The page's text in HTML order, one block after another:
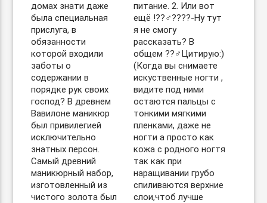
домах знати даже
была специальная
прислуга, в
обязанности
которой входили
заботы о
содержании в
порядке рук своих
господ? В древнем
Вавилоне маникюр
был привилегией
исключительно
знатных персон.
Самый древний
маникюрный набор,
изготовленный из
чистого золота был
питание. 2. Или вот
ещё !??‍♂️??‍??-Ну тут
я не смогу
рассказать? В
общем ??‍♂️Цитирую:)
(Когда вы снимаете
искуственные ногти ,
видите под ними
остаются пальцы с
тонкими мягкими
пленками, даже не
ногти а просто как
кожа с родного ногтя
так как при
наращивании грубо
спиливаются верхние
слои,чтоб лучше